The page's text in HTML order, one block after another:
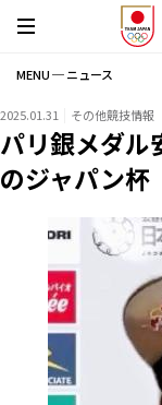
MENU ─ ニュース
2025.01.31 その他競技情報
パリ銀メダル
のジャパン杯